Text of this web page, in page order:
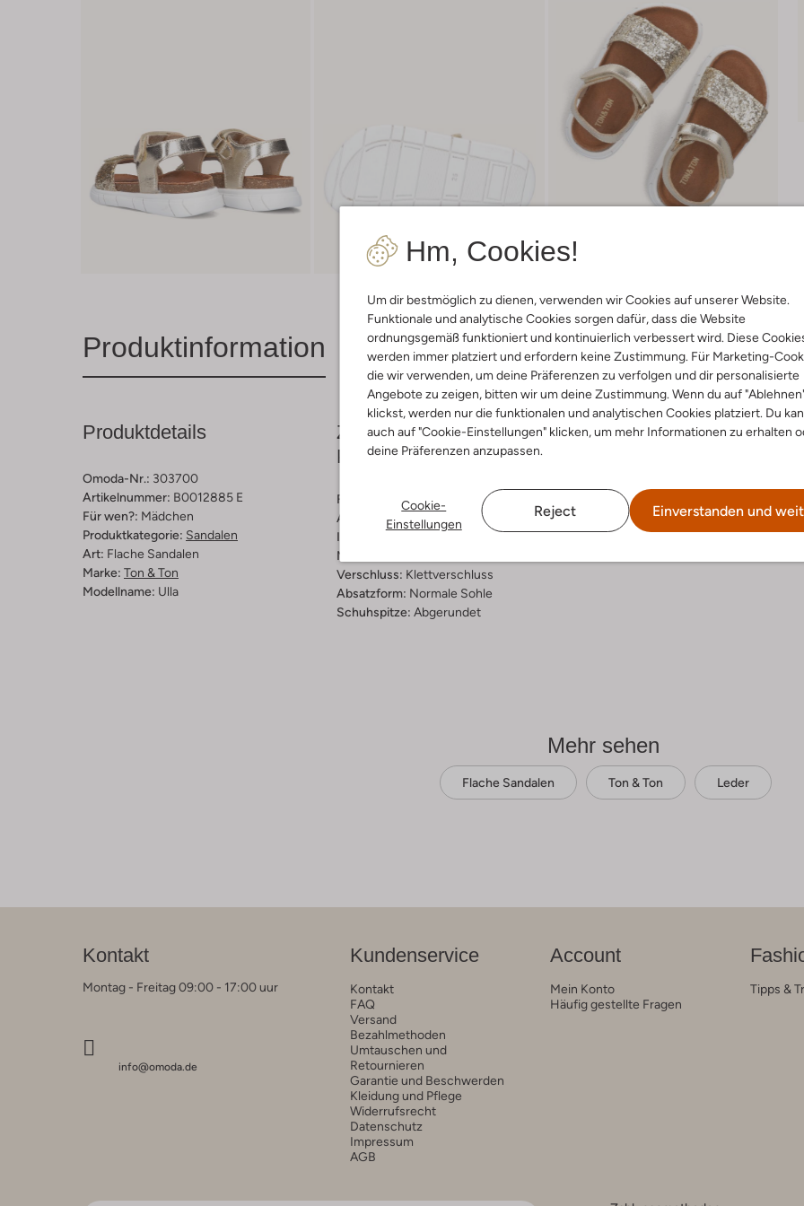
Hm, Cookies!
Um dir bestmöglich zu dienen, verwenden wir Cookies auf unserer Website.
Funktionale und analytische Cookies sorgen dafür, dass die Website
ordnungsgemäß funktioniert und kontinuierlich verbessert wird. Diese
werden immer platziert und erfordern keine Zustimmung. Für Marketing-
die wir verwenden, um deine Präferenzen zu verfolgen und dir personalisierte
Angebote zu zeigen, bitten wir um deine Zustimmung. Wenn du auf
klickst, werden nur die funktionalen und analytischen Cookies platziert. Du
auch auf "Cookie-Einstellungen" klicken, um mehr Informationen zu erhalten
deine Präferenzen anzupassen.
Cookie-
Einstellungen
Reject Einverstanden und
Produktinformation Lieferung & Rückgabe
Produktdetails
Omoda-Nr.: 303700
Artikelnummer: B0012885 E
Für wen?: Mädchen
Produktkategorie: Sandalen
Art: Flache Sandalen
Marke: Ton & Ton
Modellname: Ulla
Zusammensetzung &
Passform
Farbe :
Gold
Außenmaterial:Leder
Innenmaterial:
Material Sohle:
Verschluss: Klettverschluss
Absatzform: Normale Sohle
Schuhspitze: Abgerundet
Mehr sehen
Flache Sandalen Ton & Ton Leder
Kontakt
Montag - Freitag 09:00 - 17:00 uur
info@omoda.de
Kundenservice
Kontakt
FAQ
Versand
Bezahlmethoden
Umtauschen und
Retournieren
Garantie und Beschwerden
Kleidung und Pflege
Widerrufsrecht
Datenschutz
Impressum
AGB
Account
Mein Konto
Häufig gestellte Fragen
Tipps &